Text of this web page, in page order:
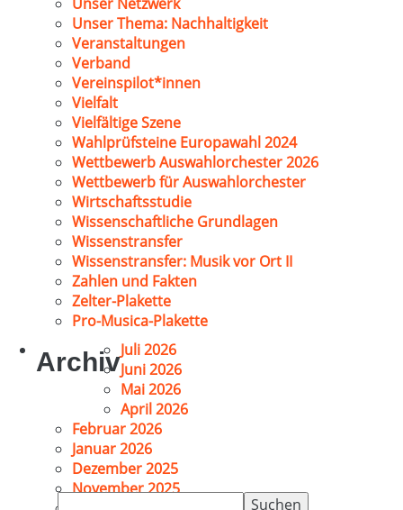
Unser Thema: Nachhaltigkeit
Veranstaltungen
Verband
Vereinspilot*innen
Vielfalt
Vielfältige Szene
Wahlprüfsteine Europawahl 2024
Wettbewerb Auswahlorchester 2026
Wettbewerb für Auswahlorchester
Wirtschaftsstudie
Wissenschaftliche Grundlagen
Wissenstransfer
Wissenstransfer: Musik vor Ort II
Zahlen und Fakten
Zelter-Plakette
Pro-Musica-Plakette
ArchivJuli 2026
Juni 2026
Mai 2026
April 2026
Februar 2026
Januar 2026
Dezember 2025
November 2025